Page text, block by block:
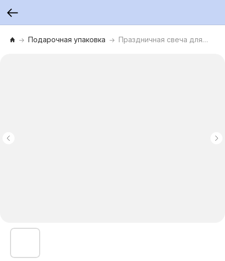
Подарочная упаковка Праздничная свеча для торта, в форме цифры 9